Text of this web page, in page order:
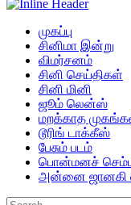
முகப்பு
சினிமா இன்று
விமர்சனம்
சினி செய்திகள்
சினி மினி
ஜூம் லென்ஸ்
மறக்காத
டூரிங் டாக்கீஸ்
பேசும் படம்
பொன்மனச்
அன்னை ஜானகி